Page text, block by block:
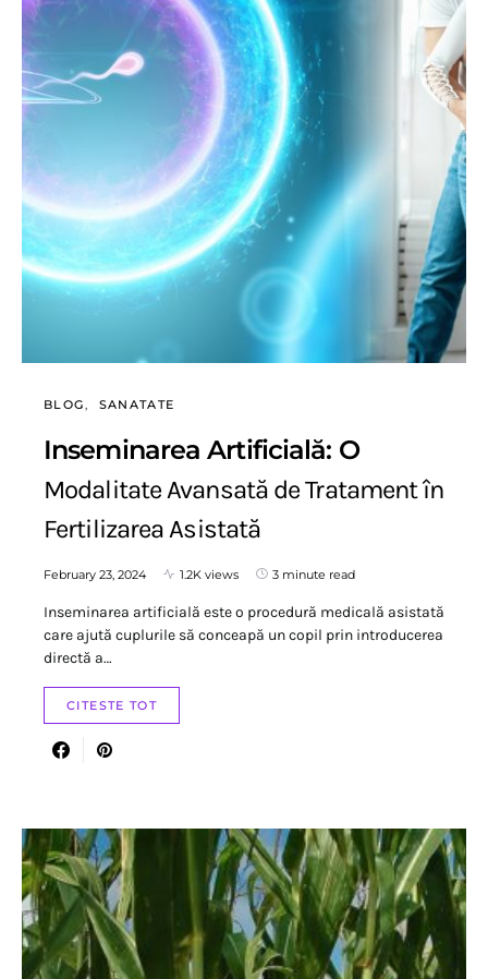
BLOG SANATATE
Inseminarea Artificială: O
Modalitate Avansată de Tratament în
Fertilizarea Asistată
February 23, 2024 1.2K views 3 minute read
Inseminarea artificială este o procedură medicală asistată
care ajută cuplurile să conceapă un copil prin introducerea
directă a…
CITESTE TOT